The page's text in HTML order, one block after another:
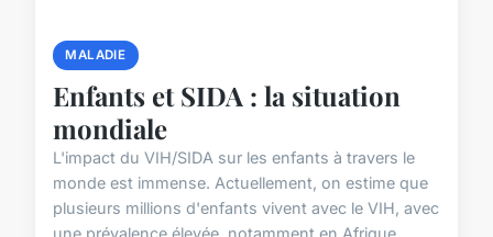
MALADIE
Enfants et SIDA : la situation
mondiale
L'impact du VIH/SIDA sur les enfants à travers le
monde est immense. Actuellement, on estime que
plusieurs millions d'enfants vivent avec le VIH, avec